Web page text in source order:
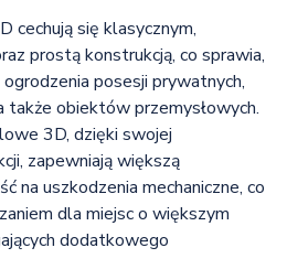
cechują się klasycznym,
prostą konstrukcją, co sprawia,
posesji prywatnych,
także obiektów przemysłowych.
3D, dzięki swojej
zapewniają większą
na uszkodzenia mechaniczne, co
dla miejsc o większym
dodatkowego